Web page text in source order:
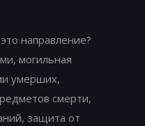
направление?
могильная
умерших,
смерти,
защита от